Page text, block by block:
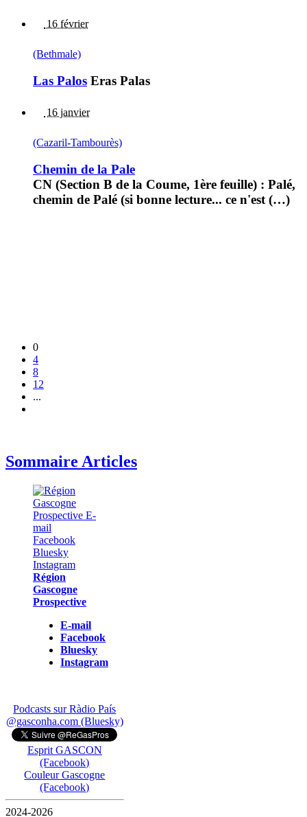
16 février
(Bethmale)
Las Palos Eras Palas
16 janvier
(Cazaril-Tambourès)
Chemin de la Pale
CN (Section B de la Coume, 1ère feuille) : Palé,
chemin de Palé (si bonne lecture... ce n'est (…)
0
4
8
12
...
Sommaire Articles
Région
Gascogne
Prospective
E-mail
Facebook
Bluesky
Instagram
Podcasts sur Ràdio País
@gasconha.com (Bluesky)
Esprit GASCON
(Facebook)
Couleur Gascogne
(Facebook)
2024-2026